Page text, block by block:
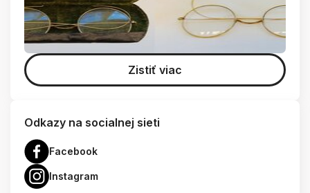
Zistiť viac
Odkazy na socialnej sieti
Facebook
Instagram